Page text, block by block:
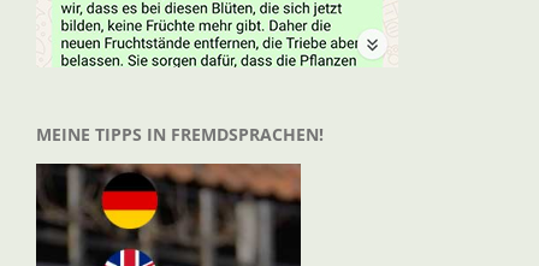
MEINE TIPPS IN FREMDSPRACHEN!